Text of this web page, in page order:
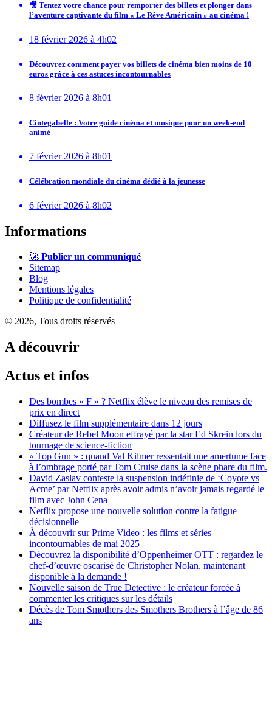
🎥 Tentez votre chance pour remporter des billets et plonger dans
l’aventure captivante du film « Le Rêve Américain » au cinéma !
18 février 2026 à 4h02
Découvrez comment payer vos billets de cinéma bien moins de 10
euros grâce à ces astuces incontournables
8 février 2026 à 8h01
Cintegabelle : Votre guide cinéma et musique pour un week-end
animé
7 février 2026 à 8h01
Célébration mondiale du cinéma dédié à la jeunesse
6 février 2026 à 8h02
Informations
🚀 Publier un communiqué
Sitemap
Blog
Mentions légales
Politique de confidentialité
© 2026, Tous droits réservés
A découvrir
Actus et infos
Des bombes « F » ? Netflix élève le niveau des remises de
prix en direct
Diffusez le film supplémentaire dans 12 jours
Créateur de Rebel Moon effrayé par la star Ed Skrein lors du
tournage de science-fiction
« Top Gun » : quand Val Kilmer ressentait une amertume face
à l’ombrage porté par Tom Cruise dans la scène phare du film.
David Zaslav conteste la suspension indéfinie de ‘Coyote vs
Acme’ par Netflix après avoir admis n’avoir jamais regardé le
film avec John Cena
Netflix propose une nouvelle solution contre la fatigue
décisionnelle
À découvrir sur Prime Video : les films et séries
incontournables de mai 2025
Découvrez la disponibilité d’Oppenheimer OTT : regardez le
chef-d’œuvre oscarisé de Christopher Nolan, maintenant
disponible à la demande !
Nouvelle saison de True Detective : le créateur forcée à
commenter les critiques sur les détails
Décès de Tom Smothers des Smothers Brothers à l’âge de 86
ans